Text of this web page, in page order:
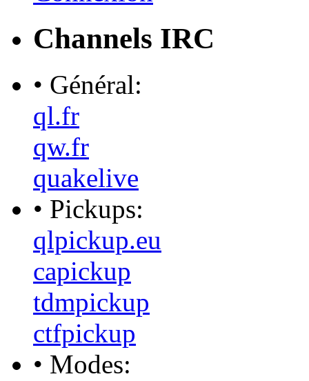
Channels IRC
• Général:
ql.fr
qw.fr
quakelive
• Pickups:
qlpickup.eu
capickup
tdmpickup
ctfpickup
• Modes: